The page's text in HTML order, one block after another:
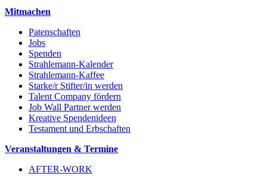
Mitmachen
Patenschaften
Jobs
Spenden
Strahlemann-Kalender
Strahlemann-Kaffee
Starke/r Stifter/in werden
Talent Company fördern
Job Wall Partner werden
Kreative Spendenideen
Testament und Erbschaften
Veranstaltungen & Termine
AFTER-WORK